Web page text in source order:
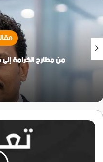
مقالات وآراء
من مطارح الكرامة إلى مطارح
موظفو